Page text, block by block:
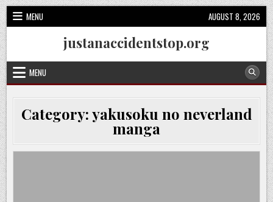
Skip
to
content
MENU AUGUST 8, 2026
justanaccidentstop.org
MENU
Category:yakusoku no neverland
manga